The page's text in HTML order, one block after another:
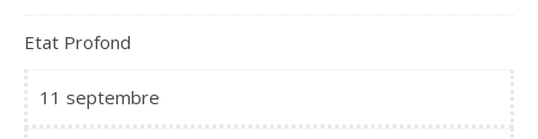
Etat Profond
11 septembre